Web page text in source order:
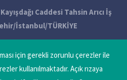
için gerekli zorunlu çerezler ile
kullanılmaktadır. Açık rızaya
Caddesi Tahsin Arıcı İş
İstanbul/TÜRKİYE